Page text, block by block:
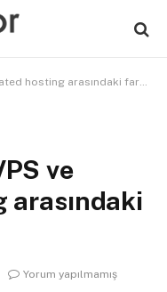
arasındaki farklar nedir?
ve
arasındaki
Yorum yapılmamış